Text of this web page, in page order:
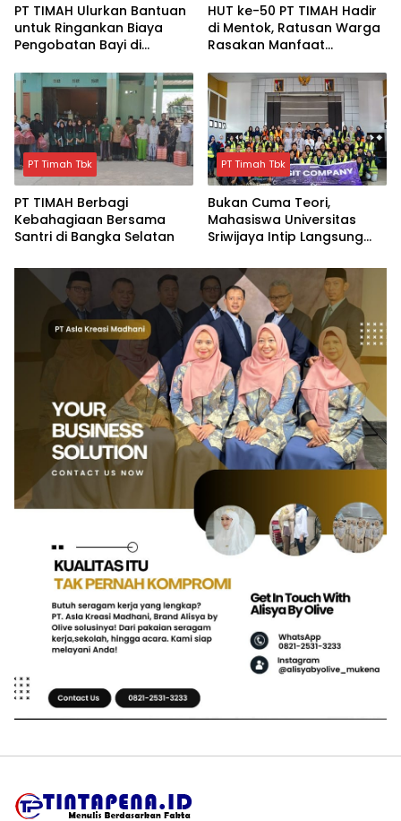
PT TIMAH Ulurkan Bantuan
untuk Ringankan Biaya
Pengobatan Bayi di
HUT ke-50 PT TIMAH Hadir
di Mentok, Ratusan Warga
Rasakan Manfaat
Gratis
PT Timah Tbk
PT TIMAH Berbagi
Kebahagiaan Bersama
Santri di Bangka Selatan
PT Timah Tbk
Bukan Cuma Teori,
Mahasiswa Universitas
Sriwijaya Intip Langsung
TIMAH